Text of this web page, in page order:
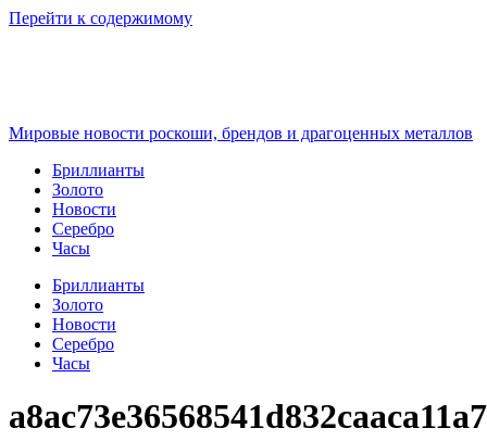
Перейти к содержимому
Мировые новости роскоши, брендов и драгоценных металлов
Бриллианты
Золото
Новости
Серебро
Часы
Бриллианты
Золото
Новости
Серебро
Часы